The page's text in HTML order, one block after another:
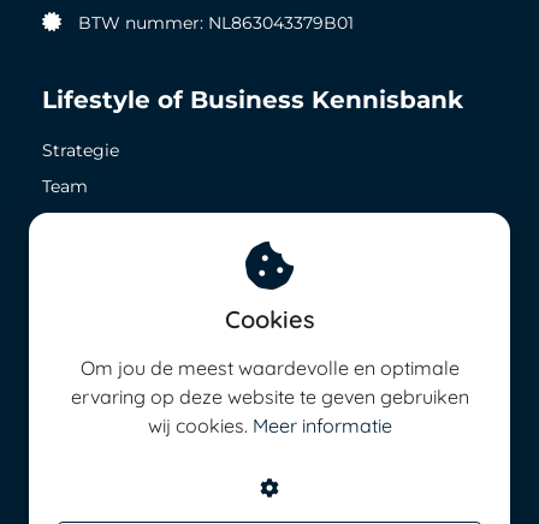
BTW nummer: NL863043379B01
Lifestyle of Business Kennisbank
Strategie
Team
Energie management
Cookies
Om jou de meest waardevolle en optimale
ervaring op deze website te geven gebruiken
wij cookies. Meer informatie